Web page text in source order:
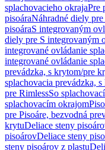
splachovacieho okrajaPre
pisoáraNáhradné diely
pisoáraS integrovaným
diely pre S integrovaným
integrované ovládanie
integrované ovládanie
prevádzka, s krytom/pre
splachovacia prevádzka,
pre RimlessSo
splachovacím okrajom
pre Pisoáre, bezvodná
krytuDeliace steny
pisoárovDeliace steny
steny pisoárov z plastu